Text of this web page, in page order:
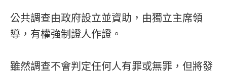
公共調查由政府設立並資助，由獨立主席領
導，有權強制證人作證。
雖然調查不會判定任何人有罪或無罪，但將發